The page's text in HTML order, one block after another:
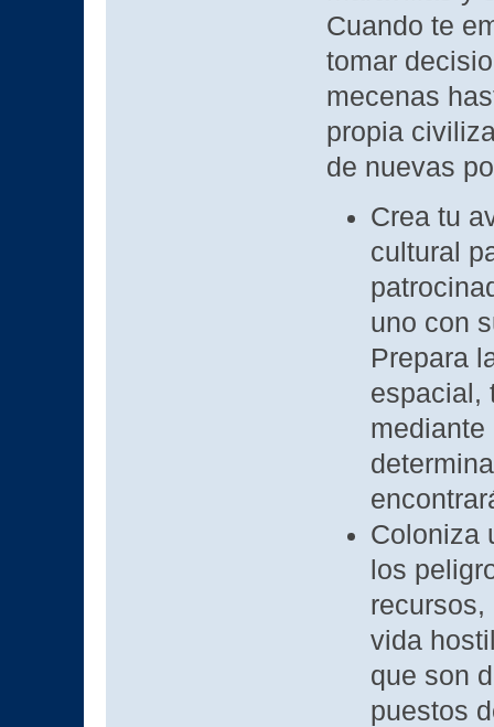
Cuando te
tomar
mecenas
propia
de nuevas
Crea tu
cultural
uno con
Prepara
espacial,
mediante
Coloniza
los
recursos,
vida
que son
puestos